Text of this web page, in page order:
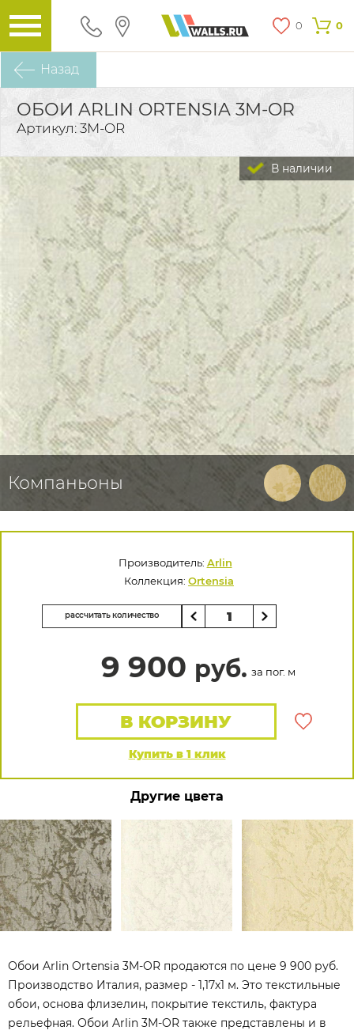
0 0
Назад
ОБОИ ARLIN ORTENSIA 3M-OR
Артикул: 3M-OR
В наличии
Компаньоны
Производитель: Arlin
Коллекция: Ortensia
рассчитать количество
9 900 руб. за пог. м
Купить в 1 клик
В КОРЗИНУ
Другие цвета
Обои Arlin Ortensia 3M-OR продаются по цене 9 900 руб.
Производство Италия, размер - 1,17x1 м. Это текстильные
обои, основа флизелин, покрытие текстиль, фактура
рельефная. Обои Arlin 3M-OR также представлены и в